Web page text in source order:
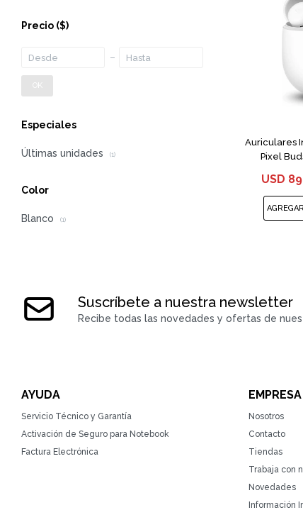
Auriculares
Pixel
USD
Precio ($)
OK
Especiales
Últimas unidades (1)
Color
Blanco (1)
Suscríbete a nuestra newsletter
Recibe todas las novedades y ofertas de
AYUDA
Servicio Técnico y Garantía
Activación de Seguro para Notebook
Factura Electrónica
EMPRESA
Nosotros
Contacto
Tiendas
Trabaja con
Novedades
Información